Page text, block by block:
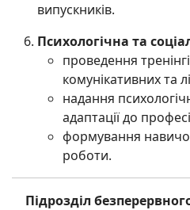
випускників.
Психологічна та
проведення
комунікативних та
надання
адаптації до
формування
роботи.
Підрозділ